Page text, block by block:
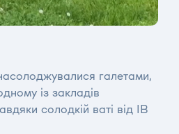
галетами,
із закладів
солодкій ваті від IB